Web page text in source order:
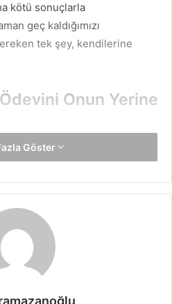
kötü sonuçlarla
geç kaldığımızı
tek şey, kendilerine
Onun Yerine
aktif olabilmeleri için
verilen görevlere müdahale
kaçınmanız gerekir.
yerine getirirseniz,
daha uzun sürer.
İçin
Göster